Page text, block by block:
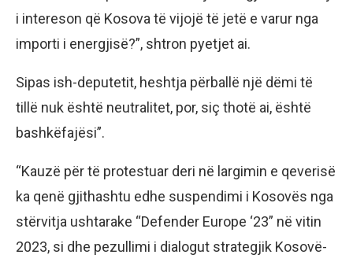
i intereson që Kosova të vijojë të jetë e varur nga
importi i energjisë?”, shtron pyetjet ai.
Sipas ish-deputetit, heshtja përballë një dëmi të
tillë nuk është neutralitet, por, siç thotë ai, është
bashkëfajësi”.
“Kauzë për të protestuar deri në largimin e qeverisë
ka qenë gjithashtu edhe suspendimi i Kosovës nga
stërvitja ushtarake “Defender Europe ‘23” në vitin
2023, si dhe pezullimi i dialogut strategjik Kosovë-